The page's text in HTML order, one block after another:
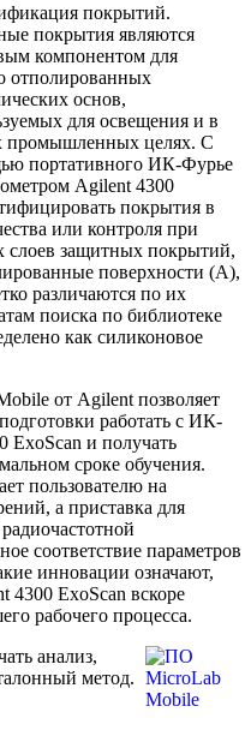
покрытий.
покрытия являются
компонентом для
отполированных
основ,
для освещения и в
промышленных целях. С
портативного ИК-Фурье
Agilent 4300
покрытия в
или контроля при
слоев защитных покрытий,
поверхности (A),
различаются по их
поиска по библиотеке
как силиконовое
от Agilent позволяет
работать с ИК-
ExoScan и получать
сроке обучения.
пользователю на
а приставка для
соответствие параметров
инновации означают,
ExoScan вскоре
рабочего процесса.
анализ,
метод.